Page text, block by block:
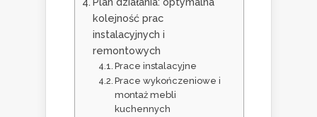
kolejność prac
instalacyjnych i
remontowych
Prace instalacyjne
Prace wykończeniowe i
montaż mebli
kuchennych